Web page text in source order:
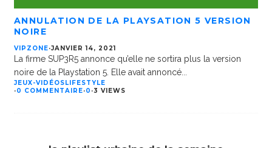
ANNULATION DE LA PLAYSATION 5 VERSION
NOIRE
VIPZONE·JANVIER 14, 2021
La firme SUP3R5 annonce qu’elle ne sortira plus la version
noire de la Playstation 5. Elle avait annoncé
JEUX-VIDÉOSLIFESTYLE
·0 COMMENTAIRE·0 ·3 VIEWS